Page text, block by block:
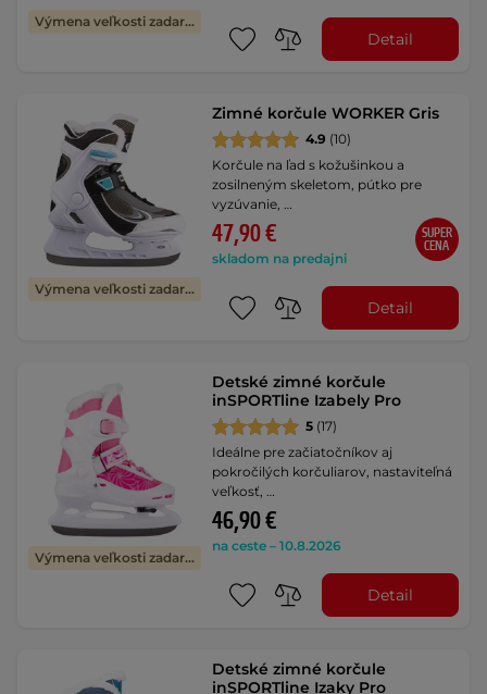
Výmena veľkosti zadarmo
Detail
Výmena veľkosti zadarmo
Zimné korčule WORKER Gris
4.9 (10)
Korčule na ľad s kožušinkou a
zosilneným skeletom, pútko pre
vyzúvanie, …
47,90 €
skladom na predajni
SUPER
CENA
Detail
Výmena veľkosti zadarmo
Detské zimné korčule
inSPORTline Izabely Pro
5 (17)
Ideálne pre začiatočníkov aj
pokročilých korčuliarov, nastaviteľná
veľkosť, …
46,90 €
na ceste – 10.8.2026
Detail
Detské zimné korčule
inSPORTline Izaky Pro